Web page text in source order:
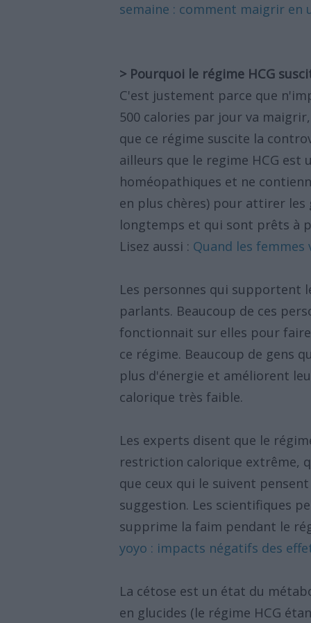
semaine : comment maigrir en
> Pourquoi le régime HCG
C'est justement parce que
500 calories par jour va
que ce régime suscite la
ailleurs que le regime HCG est
homéopathiques et ne
en plus chères) pour attirer
longtemps et qui sont prêts à
Lisez aussi : Quand les
Les personnes qui supportent
parlants. Beaucoup de ces
fonctionnait sur elles pour
ce régime. Beaucoup de gens
plus d'énergie et améliorent
calorique très faible.
Les experts disent que le
restriction calorique extrême,
que ceux qui le suivent
suggestion. Les scientifiques
supprime la faim pendant le
yoyo : impacts négatifs des
La cétose est un état du
en glucides (le régime HCG